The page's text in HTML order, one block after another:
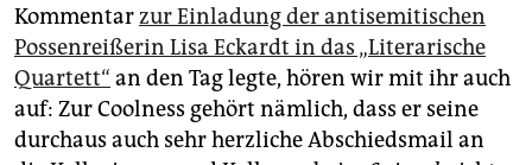
Kommentarzur Einladung der antisemitischen
Possenreißerin Lisa Eckardt in das „Literarische
Quartett“ an den Tag legte, hören wir mit ihr auch
auf: Zur Coolness gehört nämlich, dass er seine
durchaus auch sehr herzliche Abschiedsmail an